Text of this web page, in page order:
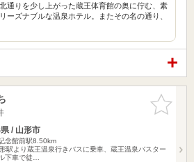
通りを少し上がった蔵王体育館の奥に佇む、素
ーズナブルな温泉ホテル。またその名の通り、
お気に入
りに追加
/ 山形市
念館前駅8.50km
駅より蔵王温泉行きバスに乗車、蔵王温泉バスター
下車で徒…